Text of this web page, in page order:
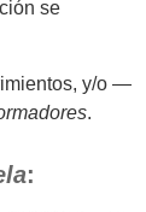
se
y/o —
.
: